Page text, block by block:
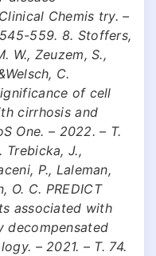
Chemis try. –
559. 8. Stoffers,
W., Zeuzem, S.,
C.
of cell
cirrhosis and
One. – 2022. – Т.
Trebicka, J.,
P., Laleman,
O. C. PREDICT
associated with
decompensated
– 2021. – Т. 74.